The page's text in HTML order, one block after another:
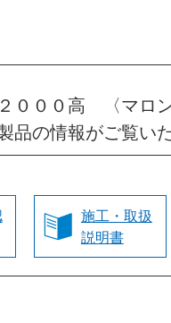
００高 〈マロ
の情報がご覧い
施工・取扱
説明書